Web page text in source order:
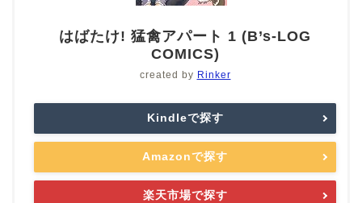
はばたけ! 猛禽アパート 1 (B’s-LOG
COMICS)
created by Rinker
Kindleで探す
Amazonで探す
楽天市場で探す